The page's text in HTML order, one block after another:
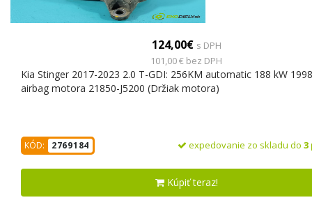
124,00€ s DPH
101,00 € bez DPH
Kia Stinger 2017-2023 2.0 T-GDI: 256KM automatic 188 kW
airbag motora 21850-J5200 (Držiak motora)
KÓD: 2769184 expedovanie zo skladu do 3
Kúpiť teraz!